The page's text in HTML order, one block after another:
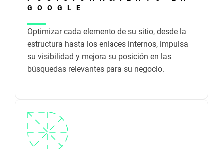
GOOGLE
Optimizar cada elemento de su sitio, desde la
estructura hasta los enlaces internos, impulsa
su visibilidad y mejora su posición en las
búsquedas relevantes para su negocio.